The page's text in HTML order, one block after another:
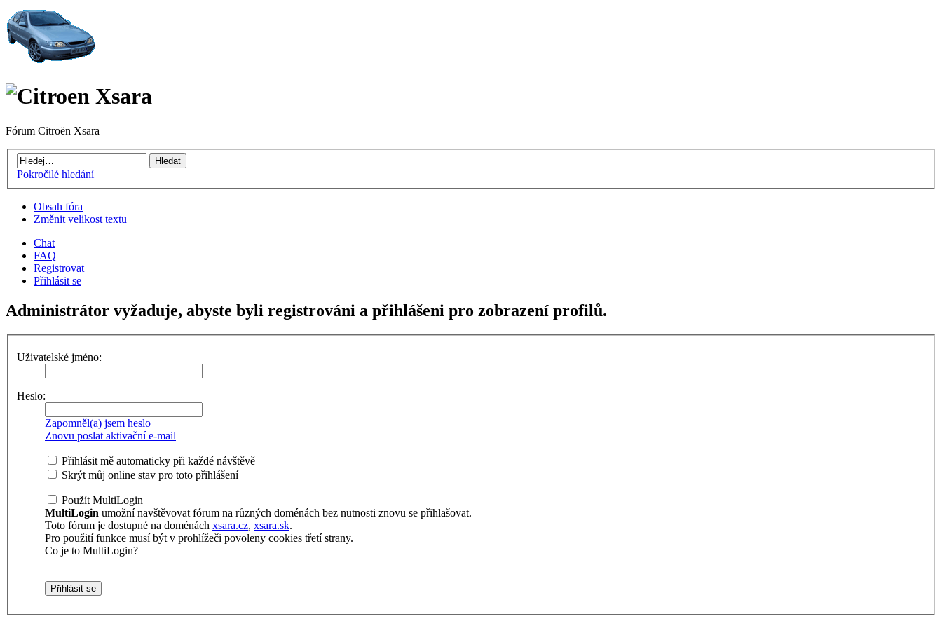
Fórum Citroën Xsara
Pokročilé hledání
Obsah fóra
Změnit velikost textu
Chat
FAQ
Registrovat
Přihlásit se
Administrátor vyžaduje, abyste byli registrováni a přihlášeni pro zobrazení profilů.
Uživatelské jméno:
Heslo:
Zapomněl(a) jsem heslo
Znovu poslat aktivační e-mail
Přihlásit mě automaticky při každé návštěvě
Skrýt můj online stav pro toto přihlášení
Použít MultiLogin
MultiLogin umožní navštěvovat fórum na různých doménách bez nutnosti znovu se přihlašovat.
Toto fórum je dostupné na doménách xsara.cz, xsara.sk.
Pro použití funkce musí být v prohlížeči povoleny cookies třetí strany.
Co je to MultiLogin?